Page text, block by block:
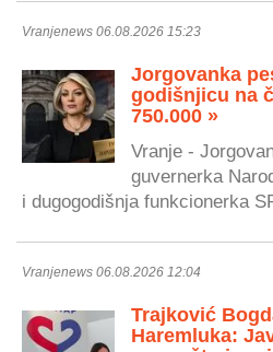
Vranjenews 06.08.2026 15:23
Jorgovanka
godišnjicu na
750.000 »
Vranje -
guvernerka
i dugogodišnja funkcionerka
Vranjenews 06.08.2026 12:04
Trajković
Haremluka: